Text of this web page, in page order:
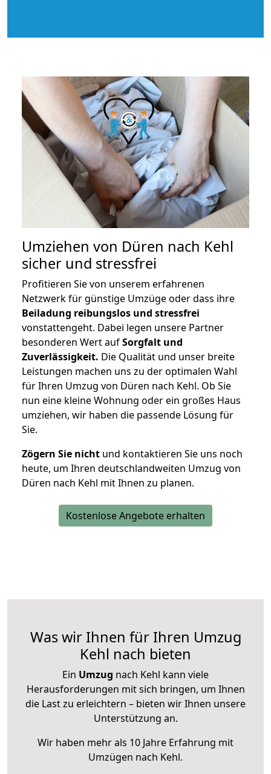
Umziehen von Düren nach Kehl
sicher und stressfrei
Profitieren Sie von unserem erfahrenen
Netzwerk für günstige Umzüge oder dass ihre
Beiladung reibungslos und stressfrei
vonstattengeht. Dabei legen unsere Partner
besonderen Wert aufSorgfalt und
Zuverlässigkeit. Die Qualität und unser breite
Leistungen machen uns zu der optimalen Wahl
für Ihren Umzug von Düren nach Kehl. Ob Sie
nun eine kleine Wohnung oder ein großes Haus
umziehen, wir haben die passende Lösung für
Sie.
Zögern Sie nicht und kontaktieren Sie uns noch
heute, um Ihren deutschlandweiten Umzug von
Düren nach Kehl mit Ihnen zu planen.
Kostenlose Angebote erhalten
Was wir Ihnen für Ihren Umzug
Kehl nach bieten
Ein Umzug nach Kehl kann viele
Herausforderungen mit sich bringen, um Ihnen
die Last zu erleichtern – bieten wir Ihnen unsere
Unterstützung an.
Wir haben mehr als 10 Jahre Erfahrung mit
Umzügen nach Kehl.